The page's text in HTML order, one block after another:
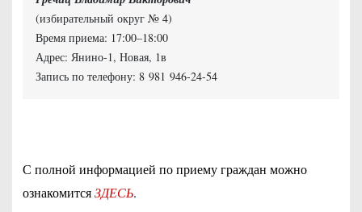
(избирательный округ № 4)
Время приема: 17:00–18:00
Адрес: Янино-1, Новая, 1в
Запись по телефону: 8 981 946-24-54
С полной информацией по приему граждан можно
ознакомитсяЗДЕСЬ.